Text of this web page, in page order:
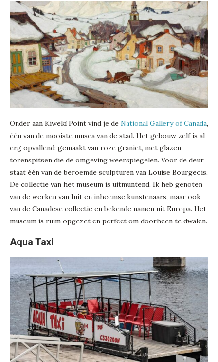
Onder aan Kiwekì Point vind je de National Gallery of Canada,
één van de mooiste musea van de stad. Het gebouw zelf is al
erg opvallend: gemaakt van roze graniet, met glazen
torenspitsen die de omgeving weerspiegelen. Voor de deur
staat één van de beroemde sculpturen van Louise Bourgeois.
De collectie van het museum is uitmuntend. Ik heb genoten
van de werken van Iuit en inheemse kunstenaars, maar ook
van de Canadese collectie en bekende namen uit Europa. Het
museum is ruim opgezet en perfect om doorheen te dwalen.
Aqua Taxi